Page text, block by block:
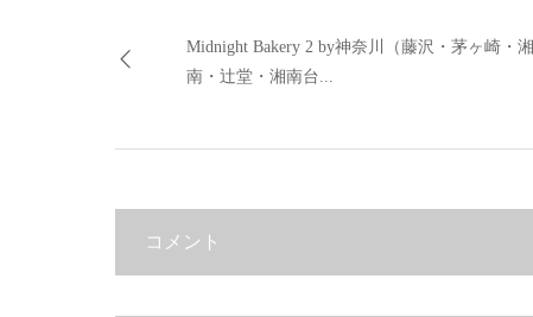
Midnight Bakery 2 by神奈川（藤沢・茅ヶ崎・湘
南・辻堂・湘南台...
コメント